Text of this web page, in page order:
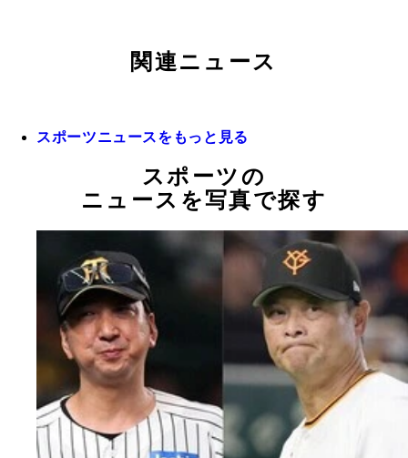
関連ニュース
スポーツニュースをもっと見る
スポーツの
ニュースを写真で探す